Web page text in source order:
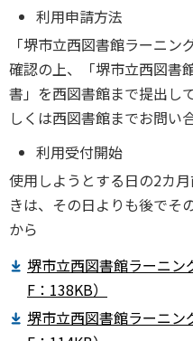
利⽤申請⽅法
「堺市⽴⻄図書館ラーニ
確認の上、「堺市⽴⻄図書
書」を⻄図書館まで提出し
しくは⻄図書館までお問い
利⽤受付開始
使⽤しようとする⽇の2カ
きは、その⽇よりも後でそ
から
堺市⽴⻄図書館ラーニン
F：138KB）
堺市⽴⻄図書館ラーニン